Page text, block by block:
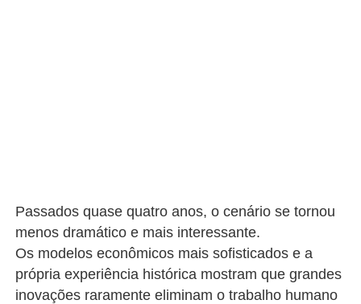
Passados quase quatro anos, o cenário se tornou
menos dramático e mais interessante.
Os modelos econômicos mais sofisticados e a
própria experiência histórica mostram que grandes
inovações raramente eliminam o trabalho humano